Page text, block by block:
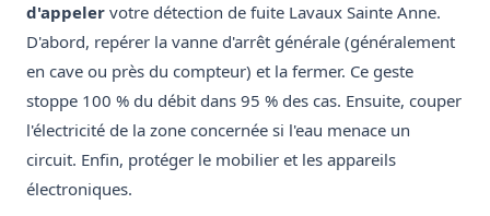
d'appeler votre détection de fuite Lavaux Sainte Anne.
D'abord, repérer la vanne d'arrêt générale (généralement
en cave ou près du compteur) et la fermer. Ce geste
stoppe 100 % du débit dans 95 % des cas. Ensuite, couper
l'électricité de la zone concernée si l'eau menace un
circuit. Enfin, protéger le mobilier et les appareils
électroniques.